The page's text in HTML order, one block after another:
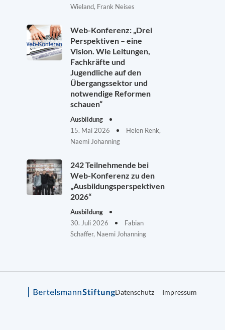
Wieland, Frank Neises
Web-Konferenz: „Drei
Perspektiven – eine
Vision. Wie Leitungen,
Fachkräfte und
Jugendliche auf den
Übergangssektor und
notwendige Reformen
schauen“
Ausbildung
15. Mai 2026
Helen Renk,
Naemi Johanning
242 Teilnehmende bei
Web-Konferenz zu den
„Ausbildungsperspektiven
2026“
Ausbildung
30. Juli 2026
Fabian
Schaffer, Naemi Johanning
Datenschutz Impressum